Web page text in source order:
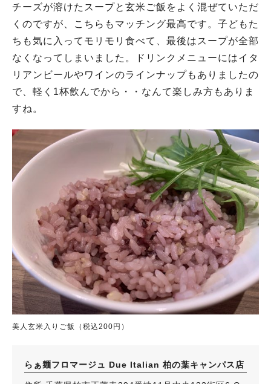
チーズが溶けたスープと玄米ご飯をよく混ぜていただ
くのですが、こちらもマッチング最高です。子どもた
ちも気に入ってモリモリ食べて、最後はスープが全部
なくなってしまいました。ドリンクメニューにはイタ
リアンビールやワインのラインナップもありましたの
で、軽く1杯飲んでから・・なんて楽しみ方もありま
すね。
美人玄米入りご飯（税込200円）
らぁ麺フロマージュ Due Italian 柏の葉キャンパス店